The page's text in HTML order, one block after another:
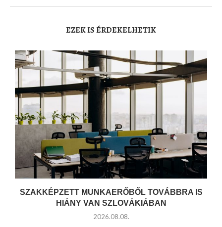
EZEK IS ÉRDEKELHETIK
SZAKKÉPZETT MUNKAERŐBŐL TOVÁBBRA IS
HIÁNY VAN SZLOVÁKIÁBAN
2026.08.08.